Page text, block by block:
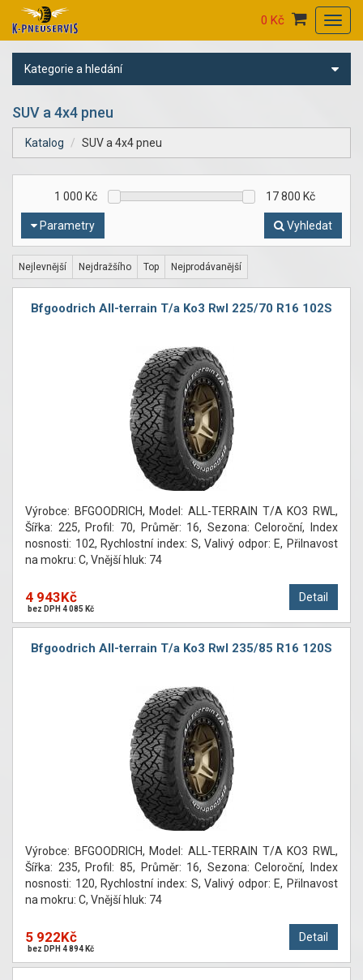
0 Kč
Kategorie a hledání
SUV a 4x4 pneu
Katalog SUV a 4x4 pneu
Parametry
1 000 Kč 17 800 Kč
Vyhledat
Nejlevnější Nejdražšího Top Nejprodávanější
Bfgoodrich All-terrain T/a Ko3 Rwl 225/70 R16 102S
Výrobce: BFGOODRICH, Model: ALL-TERRAIN T/A KO3 RWL,
Šířka: 225, Profil: 70, Průměr: 16, Sezona: Celoroční, Index
nosnosti: 102, Rychlostní index: S, Valivý odpor: E, Přilnavost
na mokru: C, Vnější hluk: 74
Detail
4 943Kč
bez DPH 4 085 Kč
Bfgoodrich All-terrain T/a Ko3 Rwl 235/85 R16 120S
Výrobce: BFGOODRICH, Model: ALL-TERRAIN T/A KO3 RWL,
Šířka: 235, Profil: 85, Průměr: 16, Sezona: Celoroční, Index
nosnosti: 120, Rychlostní index: S, Valivý odpor: E, Přilnavost
na mokru: C, Vnější hluk: 74
Detail
5 922Kč
bez DPH 4 894 Kč